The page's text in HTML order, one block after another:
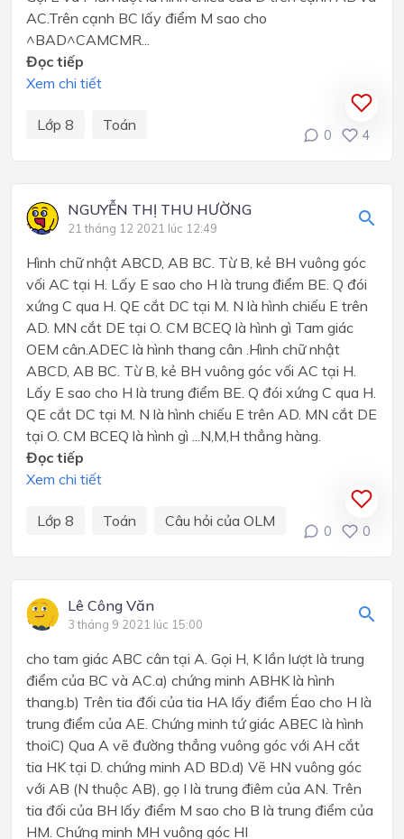
AC.Trên cạnh BC lấy điểm M sao cho
^BAD^CAMCMR...
Đọc tiếp
Xem chi tiết
Lớp 8 Toán
0 4
NGUYỄN THỊ THU HƯỜNG
21 tháng 12 2021 lúc 12:49
Hình chữ nhật ABCD, AB BC. Từ B, kẻ BH vuông góc
vối AC tại H. Lấy E sao cho H là trung điểm BE. Q đói
xứng C qua H. QE cắt DC tại M. N là hình chiếu E trên
AD. MN cắt DE tại O. CM BCEQ là hình gì Tam giác
OEM cân.ADEC là hình thang cân .Hình chữ nhật
ABCD, AB BC. Từ B, kẻ BH vuông góc vối AC tại H.
Lấy E sao cho H là trung điểm BE. Q đói xứng C qua H.
QE cắt DC tại M. N là hình chiếu E trên AD. MN cắt DE
tại O. CM BCEQ là hình gì ...N,M,H thẳng hàng.
Đọc tiếp
Xem chi tiết
Lớp 8 Toán Câu hỏi của OLM
0 0
Lê Công Văn
3 tháng 9 2021 lúc 15:00
cho tam giác ABC cân tại A. Gọi H, K lần lượt là trung
điểm của BC và AC.a) chứng minh ABHK là hình
thang.b) Trên tia đối của tia HA lấy điểm Éao cho H là
trung điểm của AE. Chứng minh tứ giác ABEC là hình
thoiC) Qua A vẽ đường thẳng vuông góc với AH cắt
tia HK tại D. chứng minh AD BD.d) Vẽ HN vuông góc
với AB (N thuộc AB), gọ I là trung điêm của AN. Trên
tia đối của BH lấy điểm M sao cho B là trung điểm của
HM. Chứng minh MH vuông góc HI